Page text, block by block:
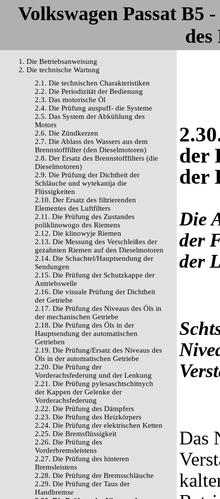
Volkswagen Passat B5
des
1. Die Betriebsanweisung
2. Die technische Wartung
2.1. Die technischen Charakteristiken
2.2. Die Periodizität der Bedienung
2.3. Das motorische Öl
2.4. Die Prüfung auspuff- die Systeme
2.5. Das System der Abkühlung des
Motors
2.6. Die Zündkerzen
2.7. Die Ablass des Wassers aus dem
Brennstofffilter (den Dieselmotoren)
2.8. Der Ersatz des Brennstofffilters (die
Dieselmotoren)
2.9. Die Prüfung der Dichtheit der
Schläuche und wytekanija die
Flüssigkeiten
2.10. Der Ersatz des filtrierenden
Elementes des Luftfilters
2.11. Die Prüfung des Zustandes
poliklinowogo des Riemens
2.12. Die klinowyje Riemen
2.13. Die Messung des Verschleißes der
gezahnten Riemen auf den Dieselmotoren
2.14. Die Schachtel/Hauptsendung der
Sendungen
2.15. Die Prüfung der Schutzkappe der
Antriebswelle
2.16. Die visuale Prüfung der Dichtheit
der Getriebe
2.17. Die Prüfung des Niveaus des Öls in
der mechanischen Getriebe
2.18. Die Prüfung des Öls in der
Hauptsendung der automatischen
Getrieben
2.19. Die Prüfung/Ersatz des Niveaus des
Öls in der automatischen Getriebe
2.20. Die Prüfung der
Vorderachsfederung und der Lenkung
2.21. Die Prüfung pylesaschtschitnych
der Kappen der Gelenke der
Vorderachsfederung
2.22. Die Prüfung des Dämpfers
2.23. Die Prüfung des Heizkörpers
2.24. Die Prüfung der elektrischen Ketten
2.25. Die Bremsflüssigkeit
2.26. Die Prüfung des
Vorderbremsleistens
2.27. Die Prüfung des hinteren
Bremsleistens
2.28. Die Prüfung der Bremsschläuche
2.29. Die Prüfung der Taus der
Handbremse
der
der
Die
der
der
Das